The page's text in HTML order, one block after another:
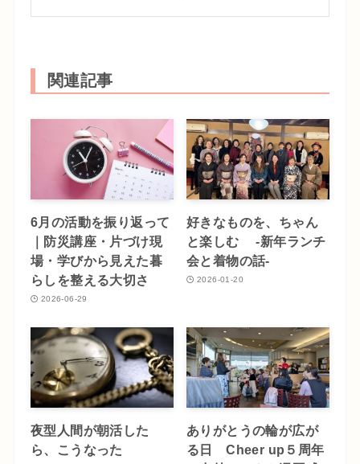
関連記事
6月の活動を振り返って
｜防災講座・片づけ現
場・学びから見えた暮
らしを整える大切さ
2026-06-29
好きなものを、ちゃん
と楽しむ -新年ランチ
会と着物の話-
2026-01-20
夜型人間が朝活した
ら、こうなった
ありがとうの輪が広が
る日 Cheer up５周年